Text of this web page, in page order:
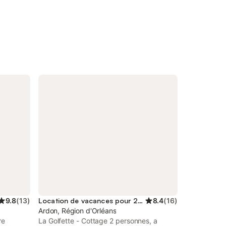
9.8(13)
Location de vacances pour 2 personnes 8.4(16)
Ardon, Région d'Orléans
La Golfette - Cottage 2 personnes, a